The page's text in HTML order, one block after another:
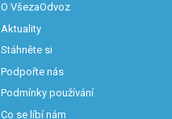
O VšezaOdvoz
Aktuality
Stáhněte si
Podpořte nás
Podmínky používání
Co se líbí nám